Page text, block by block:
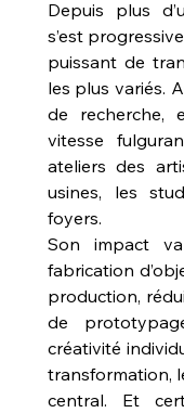
Depuis plus
s’est
puissant de
les plus variés.
de recherche,
vitesse
ateliers des
usines, les
foyers.
Son impact
fabrication
production,
de
créativité
transformation,
central. Et